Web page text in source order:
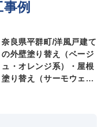
例
奈良県平群町/洋風戸建て
の外壁塗り替え（ベージ
ュ・オレンジ系）・屋根
塗り替え（サーモウェザ